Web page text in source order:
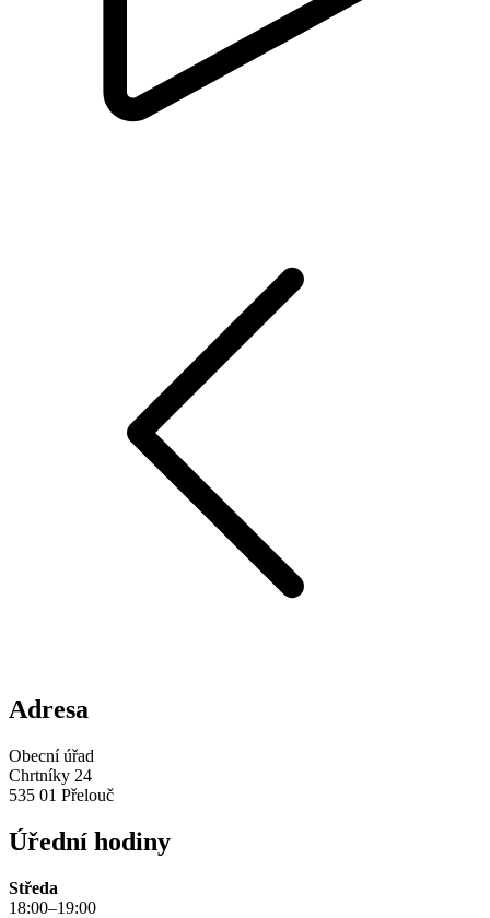
Adresa
Obecní úřad
Chrtníky 24
535 01 Přelouč
Úřední hodiny
Středa
18:00–19:00